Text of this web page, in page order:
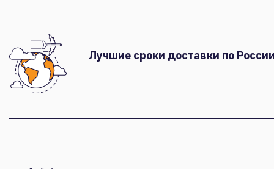
Лучшие сроки доставки по